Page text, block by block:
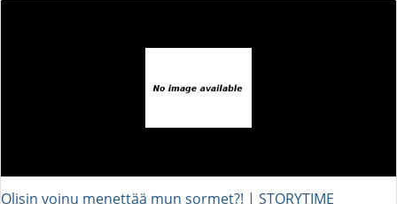
Olisin voinu menettää mun sormet?! | STORYTIME